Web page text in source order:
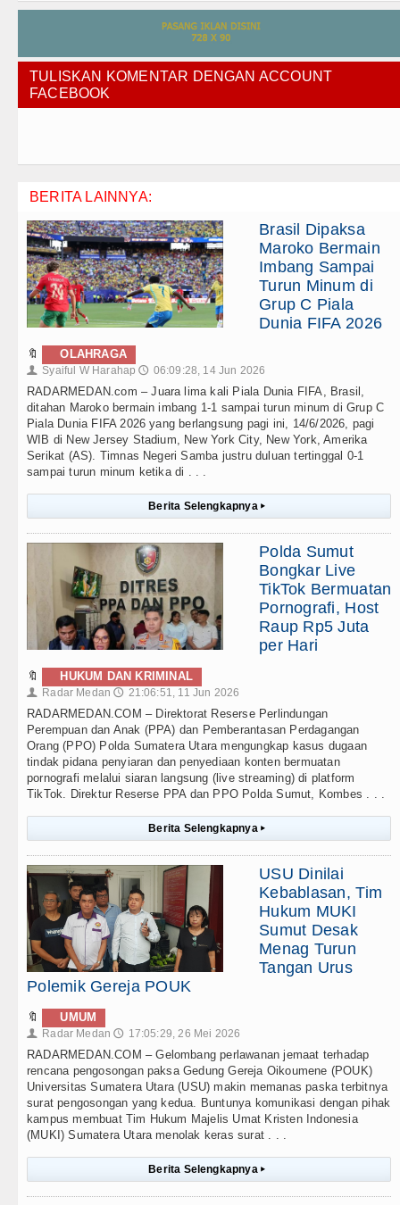
TULISKAN KOMENTAR DENGAN ACCOUNT
FACEBOOK
BERITA LAINNYA:
Brasil Dipaksa
Maroko Bermain
Imbang Sampai
Turun Minum di
Grup C Piala
Dunia FIFA 2026
🔖 OLAHRAGA
👤 Syaiful W Harahap 🕔 06:09:28, 14 Jun 2026
RADARMEDAN.com – Juara lima kali Piala Dunia FIFA, Brasil,
ditahan Maroko bermain imbang 1-1 sampai turun minum di Grup C
Piala Dunia FIFA 2026 yang berlangsung pagi ini, 14/6/2026, pagi
WIB di New Jersey Stadium, New York City, New York, Amerika
Serikat (AS). Timnas Negeri Samba justru duluan tertinggal 0-1
sampai turun minum ketika di . . .
Berita Selengkapnya ▸
Polda Sumut
Bongkar Live
TikTok Bermuatan
Pornografi, Host
Raup Rp5 Juta
per Hari
🔖 HUKUM DAN KRIMINAL
👤 Radar Medan 🕔 21:06:51, 11 Jun 2026
RADARMEDAN.COM – Direktorat Reserse Perlindungan
Perempuan dan Anak (PPA) dan Pemberantasan Perdagangan
Orang (PPO) Polda Sumatera Utara mengungkap kasus dugaan
tindak pidana penyiaran dan penyediaan konten bermuatan
pornografi melalui siaran langsung (live streaming) di platform
TikTok. Direktur Reserse PPA dan PPO Polda Sumut, Kombes . . .
Berita Selengkapnya ▸
USU Dinilai
Kebablasan, Tim
Hukum MUKI
Sumut Desak
Menag Turun
Tangan Urus
Polemik Gereja POUK
🔖 UMUM
👤 Radar Medan 🕔 17:05:29, 26 Mei 2026
RADARMEDAN.COM – Gelombang perlawanan jemaat terhadap
rencana pengosongan paksa Gedung Gereja Oikoumene (POUK)
Universitas Sumatera Utara (USU) makin memanas paska terbitnya
surat pengosongan yang kedua. Buntunya komunikasi dengan pihak
kampus membuat Tim Hukum Majelis Umat Kristen Indonesia
(MUKI) Sumatera Utara menolak keras surat . . .
Berita Selengkapnya ▸